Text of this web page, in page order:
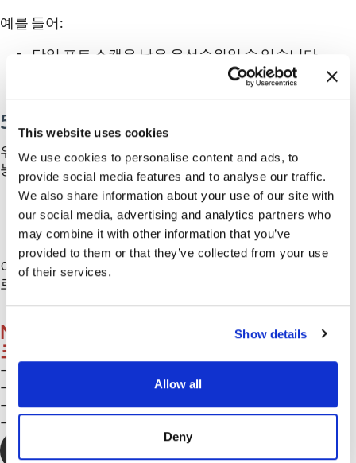
This website uses cookies
We use cookies to personalise content and ads, to
provide social media features and to analyse our traffic.
We also share information about your use of our site with
our social media, advertising and analytics partners who
may combine it with other information that you’ve
provided to them or that they’ve collected from your use
of their services.
Show details
Allow all
Deny
예를 들어:
단일 포트 스캔은 낮은 우선순위일 수 있습니다
스캔과성공적인
측
우선순위가됩니다
5. 안내형
위협이확인되면NetWitness NDR은직접적인 조치를
가
능하게
합니다
영향을 받은 자산을격리합니다.
악성IP또는도메인을차단합니다.
통합된SOAR플랫폼에서플레이북을실행합니다
이는 조직의 정책에 수동 자동화
로
NetWitness® NDR을 통한 선제적 네트워
크 위협 탐지
– AI
– 네트워크
트래픽 전반을
– 내장된포렌식도구로효율적으로조사합니다.
– 증가하는보안요구사항에맞춰확장및조정합니다.